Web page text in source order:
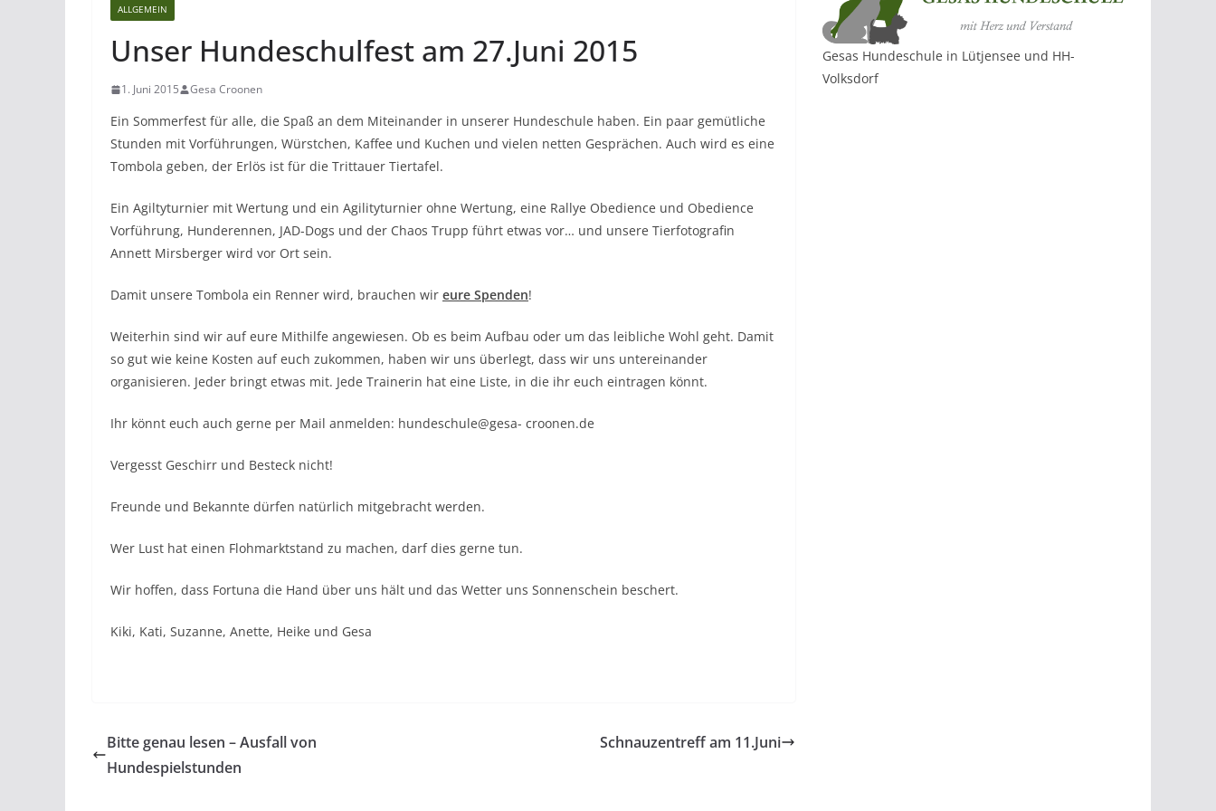
ALLGEMEIN
Unser Hundeschulfest am 27.Juni 2015
1. Juni 2015 Gesa Croonen
Ein Sommerfest für alle, die Spaß an dem Miteinander in unserer Hundeschule haben. Ein paar gemütliche
Stunden mit Vorführungen, Würstchen, Kaffee und Kuchen und vielen netten Gesprächen. Auch wird es eine
Tombola geben, der Erlös ist für die Trittauer Tiertafel.
Ein Agiltyturnier mit Wertung und ein Agilityturnier ohne Wertung, eine Rallye Obedience und Obedience
Vorführung, Hunderennen, JAD-Dogs und der Chaos Trupp führt etwas vor… und unsere Tierfotografin
Annett Mirsberger wird vor Ort sein.
Damit unsere Tombola ein Renner wird, brauchen wir eure Spenden!
Weiterhin sind wir auf eure Mithilfe angewiesen. Ob es beim Aufbau oder um das leibliche Wohl geht. Damit
so gut wie keine Kosten auf euch zukommen, haben wir uns überlegt, dass wir uns untereinander
organisieren. Jeder bringt etwas mit. Jede Trainerin hat eine Liste, in die ihr euch eintragen könnt.
Ihr könnt euch auch gerne per Mail anmelden: hundeschule@gesa- croonen.de
Vergesst Geschirr und Besteck nicht!
Freunde und Bekannte dürfen natürlich mitgebracht werden.
Wer Lust hat einen Flohmarktstand zu machen, darf dies gerne tun.
Wir hoffen, dass Fortuna die Hand über uns hält und das Wetter uns Sonnenschein beschert.
Kiki, Kati, Suzanne, Anette, Heike und Gesa
Bitte genau lesen – Ausfall von
Hundespielstunden
Schnauzentreff am 11.Juni
Gesas Hundeschule in Lütjensee und HH-
Volksdorf